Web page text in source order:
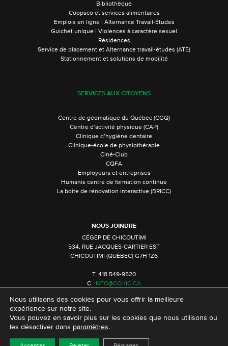
Bibliothèque
Coopsco et services alimentaires
Emplois en ligne | Alternance Travail-Études
Guichet unique | Violences à caractère sexuel
Résidences
Service de placement et Alternance travail-études (ATE)
Stationnement et solutions de mobilité
SERVICES AUX CITOYENS
Centre de géomatique du Québec (CGQ)
Centre d’activité physique (CAP)
Clinique d’hygiène dentaire
Clinique-école de physiothérapie
Ciné-Club
CQFA
Employeurs et entreprises
Humanis centre de formation continue
La boîte de rénovation interactive (BRICC)
NOUS JOINDRE
CÉGEP DE CHICOUTIMI
534, RUE JACQUES-CARTIER EST
CHICOUTIMI (QUÉBEC) G7H 1Z6
T. 418 549-9520
C.
INFO@CCHIC.CA
Nous utilisons des cookies pour vous offrir la meilleure
expérience sur notre site.
Vous pouvez en savoir plus sur les cookies que nous utilisons ou
les désactiver dans paramètres.